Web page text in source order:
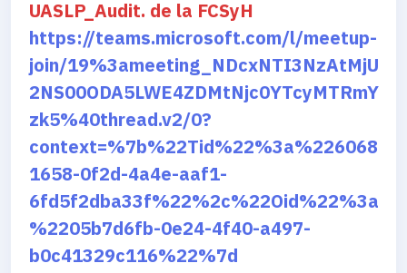
UASLP_Audit. de la FCSyH
https://teams.microsoft.com/l/meetup-
join/19%3ameeting_NDcxNTI3NzAtMjU
2NS00ODA5LWE4ZDMtNjc0YTcyMTRmY
zk5%40thread.v2/0?
context=%7b%22Tid%22%3a%226068
1658-0f2d-4a4e-aaf1-
6fd5f2dba33f%22%2c%22Oid%22%3a
%2205b7d6fb-0e24-4f40-a497-
b0c41329c116%22%7d